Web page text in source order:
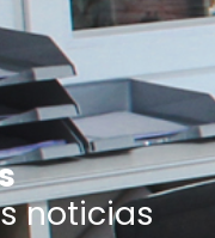
noticias